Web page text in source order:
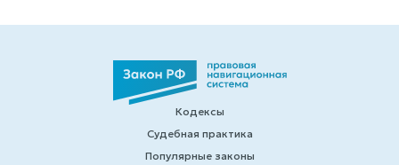
Кодексы
Судебная практика
Популярные законы